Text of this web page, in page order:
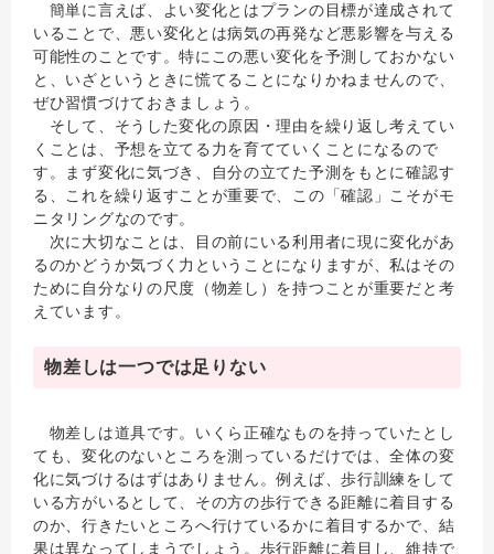
簡単に言えば、よい変化とはプランの目標が達成されて
いることで、悪い変化とは病気の再発など悪影響を与える
可能性のことです。特にこの悪い変化を予測しておかない
と、いざというときに慌てることになりかねませんので、
ぜひ習慣づけておきましょう。
そして、そうした変化の原因・理由を繰り返し考えてい
くことは、予想を立てる力を育てていくことになるので
す。まず変化に気づき、自分の立てた予測をもとに確認す
る、これを繰り返すことが重要で、この「確認」こそがモ
ニタリングなのです。
次に大切なことは、目の前にいる利用者に現に変化があ
るのかどうか気づく力ということになりますが、私はその
ために自分なりの尺度（物差し）を持つことが重要だと考
えています。
物差しは一つでは足りない
物差しは道具です。いくら正確なものを持っていたとし
ても、変化のないところを測っているだけでは、全体の変
化に気づけるはずはありません。例えば、歩行訓練をして
いる方がいるとして、その方の歩行できる距離に着目する
のか、行きたいところへ行けているかに着目するかで、結
果は異なってしまうでしょう。歩行距離に着目し、維持で